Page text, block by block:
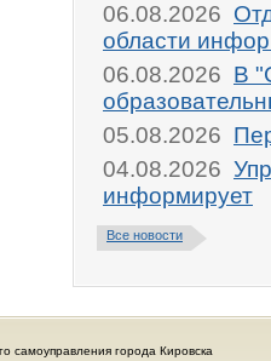
06.08.2026
области
06.08.2026 В
05.08.2026
04.08.2026
информирует
Все новости
самоуправления города Кировска